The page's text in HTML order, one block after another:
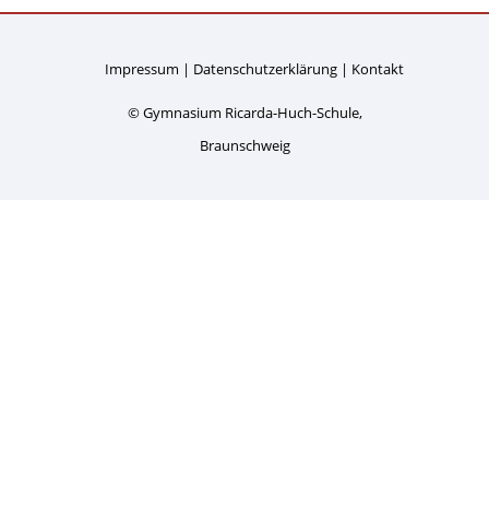
Impressum Datenschutzerklärung Kontakt
© Gymnasium Ricarda-Huch-Schule,
Braunschweig